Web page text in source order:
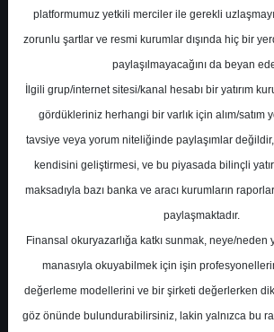
Ak Yatırım, TAVHL-TAV
hedef fiyatını 398 TL'den 360
tavsiyesini "endeks üstü getiri"
S.No Dosya Adı
platformumuz yetkili merciler ile gerekli
zorunlu şartlar ve resmi kurumlar dışında hiç bir
paylaşılmayacağını da beyan
İlgili grup/internet sitesi/kanal hesabı bir yatırım
gördükleriniz herhangi bir varlık için alım/satım
tavsiye veya yorum niteliğinde paylaşımlar değildir,
kendisini geliştirmesi, ve bu piyasada bilinçli
maksadıyla bazı banka ve aracı kurumların
paylaşmaktadır.
Finansal okuryazarlığa katkı sunmak, neye/neden
manasıyla okuyabilmek için işin
değerleme modellerini ve bir şirketi değerlerken
göz önünde bulundurabilirsiniz, lakin yalnızca bu